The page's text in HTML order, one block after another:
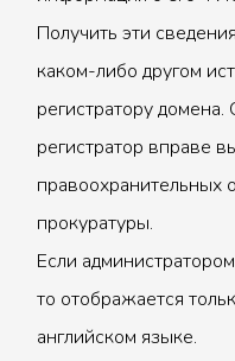
Получить эти
каком-либо другом
регистратору
регистратор вправе
правоохранительных
прокуратуры.
Если
то отображается
английском языке.